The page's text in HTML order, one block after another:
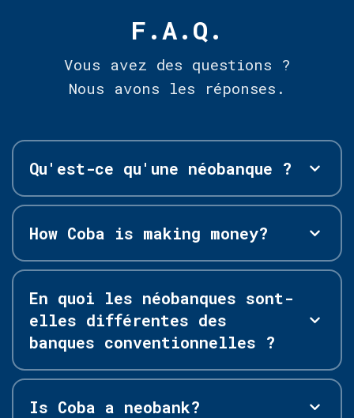
F.A.Q.
Vous avez des questions ?
Nous avons les réponses.
Qu'est-ce qu'une néobanque ?
How Coba is making money?
En quoi les néobanques sont-
elles différentes des
banques conventionnelles ?
Is Coba a neobank?